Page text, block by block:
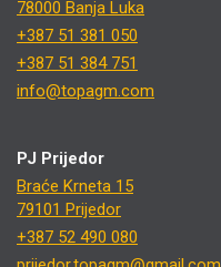
78000 Banja Luka
+387 51 381 050
+387 51 384 751
info@topagm.com
PJ Prijedor
Braće Krneta 15
79101 Prijedor
+387 52 490 080